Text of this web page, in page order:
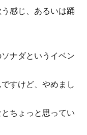
感じ、あるいは踊
ナダというイベン
すけど、やめまし
ちょっと思ってい